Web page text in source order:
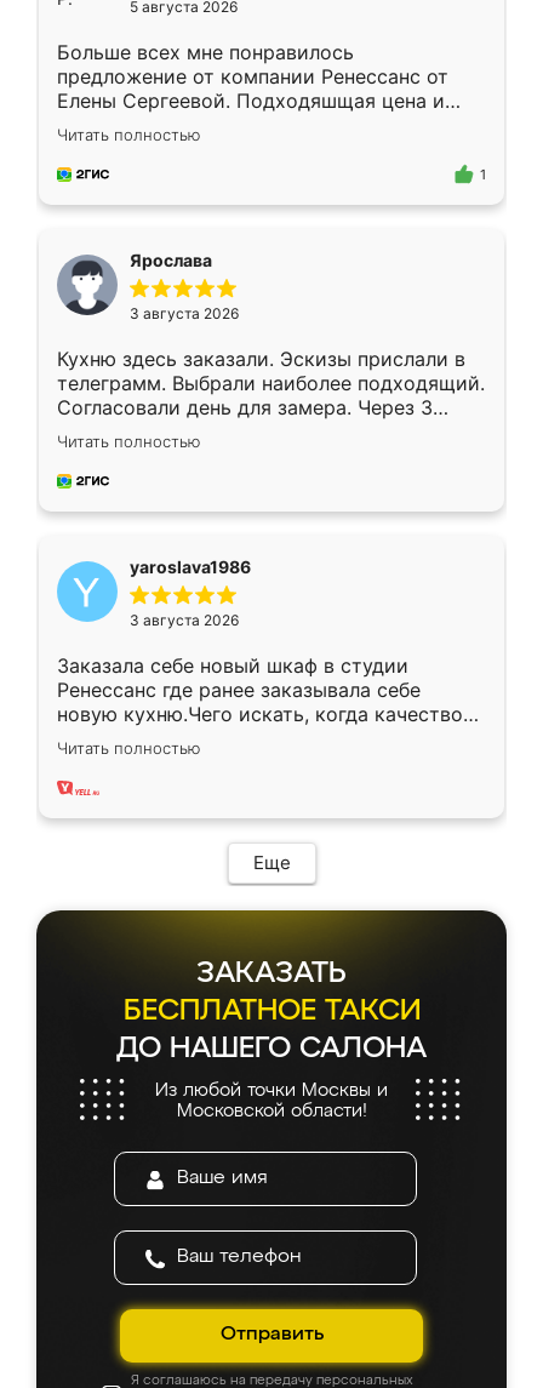
5 августа 2026
Больше всех мне понравилось
предложение от компании Ренессанс от
Елены Сергеевой. Подходяшщая цена и
короткие сроки изготовления. Приехавший
для замера сотрудник Владислав
предложил по моему эскизу самый
Читать полностью
1
Ярослава
3 августа 2026
Кухню здесь заказали. Эскизы прислали в
телеграмм. Выбрали наиболее подходящий.
Согласовали день для замера. Через 3
недели кухня была уже готова. Остались
довольны работой. Спасибо Ренессанс
мебель за качественную работу!
Читать полностью
yaroslava1986
3 августа 2026
Заказала себе новый шкаф в студии
Ренессанс где ранее заказывала себе
новую кухню.Чего искать, когда качеством
вполне довольна. Служит кухня уже почти
два года, нареканий нет.
Читать полностью
Еще
ЗАКАЗАТЬ
БЕСПЛАТНОЕ ТАКСИ
ДО НАШЕГО САЛОНА
Из любой точки Москвы и
Московской области!
Отправить
Я соглашаюсь на передачу персональных